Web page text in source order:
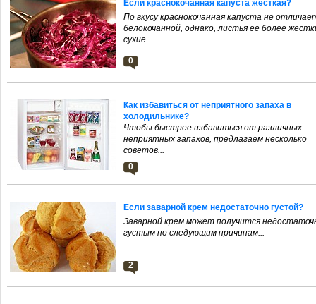
Если краснокочанная капуста жесткая?
По вкусу краснокочанная капуста не
белокочанной, однако, листья ее более
сухие...
0
Как избавиться от неприятного запаха в
холодильнике?
Чтобы быстрее избавиться от различных
неприятных запахов, предлагаем несколько
советов...
0
Если заварной крем недостаточно густой?
Заварной крем может получится
густым по следующим причинам...
2